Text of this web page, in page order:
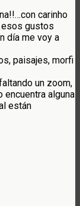
carinho
esos gustos
día me voy a
paisajes, morfi
un zoom,
alguna
están